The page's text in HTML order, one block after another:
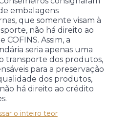
embalagens
que somente visam à
não há direito ao
Assim, a
seria apenas uma
transporte dos produtos,
para a preservação
dos produtos,
há direito ao crédito
o inteiro teor